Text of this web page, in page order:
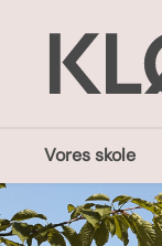
Vores skole